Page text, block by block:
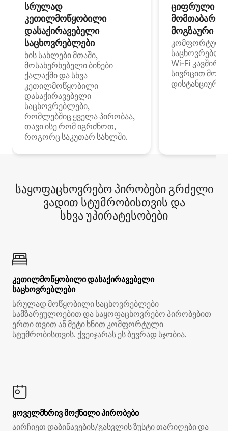
სრულად
კეთილმოწყობილი
დასაქირავებელი
საცხოვრებლები
ხის სახლები მთაში,
მოსახერხებელი ბინები
ქალაქში და სხვა
კეთილმოწყობილი
დასაქირავებელი
საცხოვრებლები,
რომლებშიც ყველა პირობაა,
თავი ისე რომ იგრძნოთ,
როგორც საკუთარ სახლში.
ციფრული
მოგზაური
კომფორტული
Wi‑Fi
სივრცით
დისტანციური
საყოფაცხოვრებო პირობები გრძელი
ვადით სტუმრობისთვის და
სხვა უპირატესობები
კეთილმოწყობილი დასაქირავებელი
საცხოვრებლები
სრულად მოწყობილი საცხოვრებლები
სამზარეულოებით და საყოფაცხოვრებო პირობებით
ერთი თვით ან მეტი ხნით კომფორტული
სტუმრობისთვის. ქვეიჯარას ეს ბევრად სჯობია.
ყოველმხრივ მოქნილი პირობები
აირჩიეთ დაბინავების/გასვლის ზუსტი თარიღები და